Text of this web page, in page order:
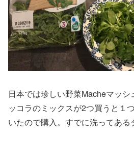
日本では珍しい野菜Macheマッ
ッコラのミックスが2つ買うと１
いたので購入。すでに洗ってある